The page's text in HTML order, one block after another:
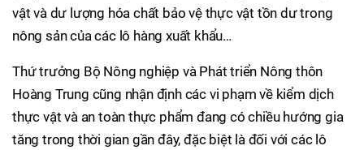
vật và dư lượng hóa chất bảo vệ thực vật tồn dư trong
nông sản của các lô hàng xuất khẩu…
Thứ trưởng Bộ Nông nghiệp và Phát triển Nông thôn
Hoàng Trung cũng nhận định các vi phạm về kiểm dịch
thực vật và an toàn thực phẩm đang có chiều hướng gia
tăng trong thời gian gần đây, đặc biệt là đối với các lô